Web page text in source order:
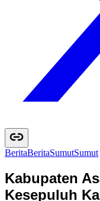
BeritaBeritaSumutSumut
Kabupaten
Kesepuluh